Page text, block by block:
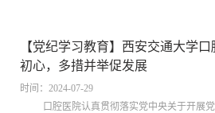
西柏坡廉政馆、西柏坡国家安全教育馆、雄
习，全面、深入地回顾...
【党纪学习教育】西安交通大学
初心，多措并举促发展
时间：2024-07-29
口腔医院认真贯彻落实党中央关于开展